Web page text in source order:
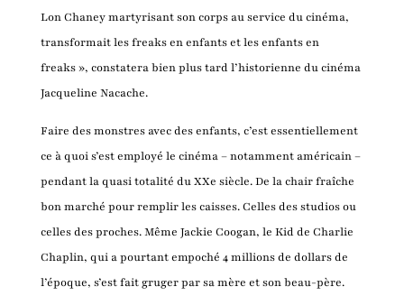
Lon Chaney martyrisant son corps au service du cinéma,
transformait les freaks en enfants et les enfants en
freaks », constatera bien plus tard l’historienne du cinéma
Jacqueline Nacache.
Faire des monstres avec des enfants, c’est essentiellement
ce à quoi s’est employé le cinéma – notamment américain –
pendant la quasi totalité du XXe siècle. De la chair fraîche
bon marché pour remplir les caisses. Celles des studios ou
celles des proches. Même Jackie Coogan, le Kid de Charlie
Chaplin, qui a pourtant empoché 4 millions de dollars de
l’époque, s’est fait gruger par sa mère et son beau-père.